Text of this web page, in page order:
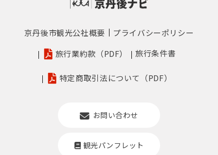
京丹後市観光公社概要
プライバシーポリシー
旅行業約款（PDF）
旅行条件書
特定商取引法について（PDF）
お問い合わせ
観光パンフレット